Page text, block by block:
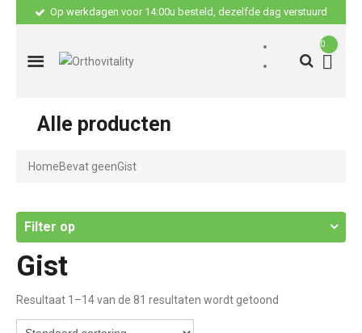
Op werkdagen voor 14:00u besteld, dezelfde dag verstuurd
0
Alle producten
HomeBevat geenGist
Filter op
Gist
Resultaat 1–14 van de 81 resultaten wordt getoond